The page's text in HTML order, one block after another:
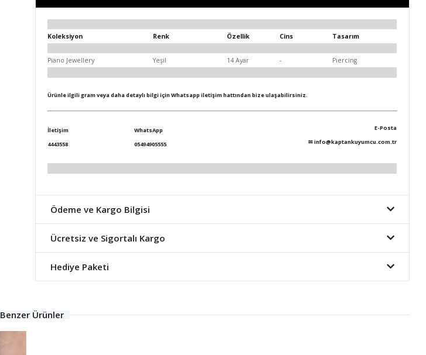
Koleksiyon Renk Özellik Cins Tasarım
Piano Jewellery Yeşil 14 Ayar - Piercing
Ürünle ilgili gram veya daha detaylı bilgi için Whatsapp iletişim hattından bize ulaşabilirsiniz.
İletişim
4443558
WhatsApp
05494905555
E-Posta
✉info@kaptankuyumcu.com.tr
Ödeme ve Kargo Bilgisi
Ücretsiz ve Sigortalı Kargo
Hediye Paketi
Benzer Ürünler